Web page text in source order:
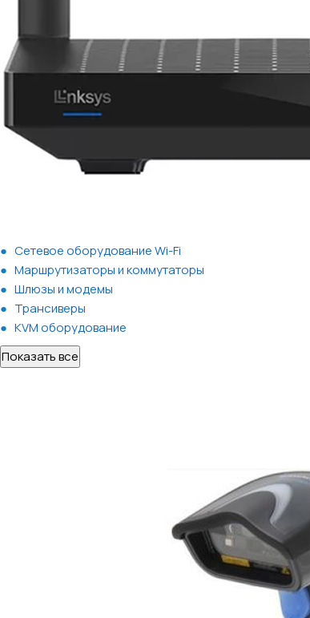
Сетевое оборудование Wi-Fi
Маршрутизаторы и коммутаторы
Шлюзы и модемы
Трансиверы
KVM оборудование
Показать все